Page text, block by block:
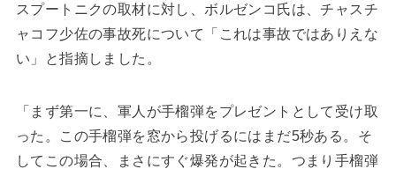
スプートニクの取材に対し、ボルゼンコ氏は、チャスチ
ャコフ少佐の事故死について「これは事故ではありえな
い」と指摘しました。
「まず第一に、軍人が手榴弾をプレゼントとして受け取
った。この手榴弾を窓から投げるにはまだ5秒ある。そ
してこの場合、まさにすぐ爆発が起きた。つまり手榴弾